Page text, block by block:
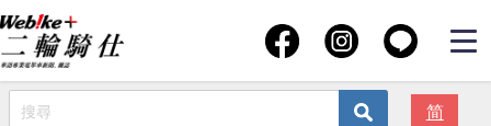
简